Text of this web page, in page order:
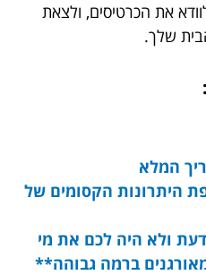
את הכרטיסים, ולצאת
שלך.
המלא
היתרונות הקסומים של
ולא היה לכם את מי
ברמה גבוהה**